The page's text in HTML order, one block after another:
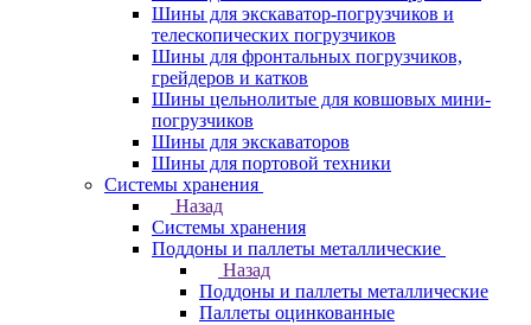
Шины для экскаватор-погрузчиков и
телескопических погрузчиков
Шины для фронтальных погрузчиков,
грейдеров и катков
Шины цельнолитые для ковшовых мини-
погрузчиков
Шины для экскаваторов
Шины для портовой техники
Системы хранения
Назад
Системы хранения
Поддоны и паллеты металлические
Назад
Поддоны и паллеты металлические
Паллеты оцинкованные